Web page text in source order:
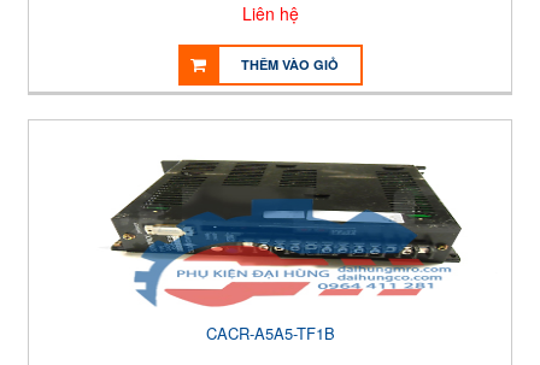
Liên hệ
THÊM VÀO GIỎ
CACR-A5A5-TF1B